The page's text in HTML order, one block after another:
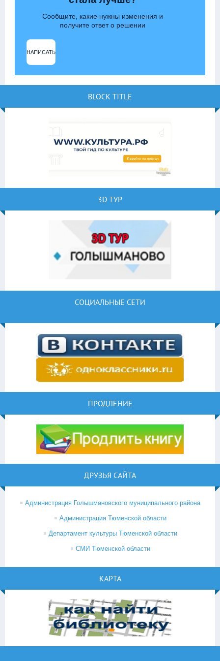
Сообщите, какие нужны изменения и
получите ответ о решении
НАПИСАТЬ
BLOCK TITLE
3D ТУР
СОЦИАЛЬНЫЕ СЕТИ
ПРОДЛЕНИЕ
ДРУЗЬЯ САЙТА
Администрация Голышмановского муниципального района
Администрация Тюменской области
Департамент культуры Тюменской области
СМИ Тюменской области
КАРТА